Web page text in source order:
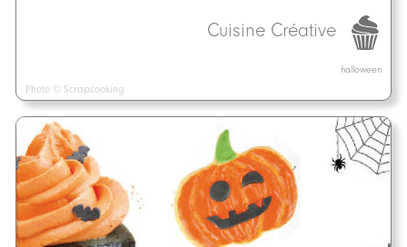
Cuisine Créative
halloween
Photo © Scrapcooking